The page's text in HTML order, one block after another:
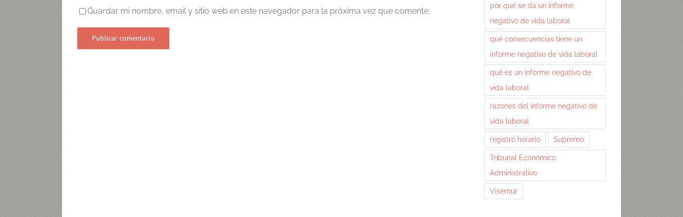
Guardar mi nombre, email y sitio web en este navegador para la próxima vez que comente.
por qué se da un informe
negativo de vida laboral
qué consecuencias tiene un
informe negativo de vida laboral
qué es un informe negativo de
vida laboral
razones del informe negativo de
vida laboral
registro horario Supremo
Tribunal Económico
Administrativo
Visemur